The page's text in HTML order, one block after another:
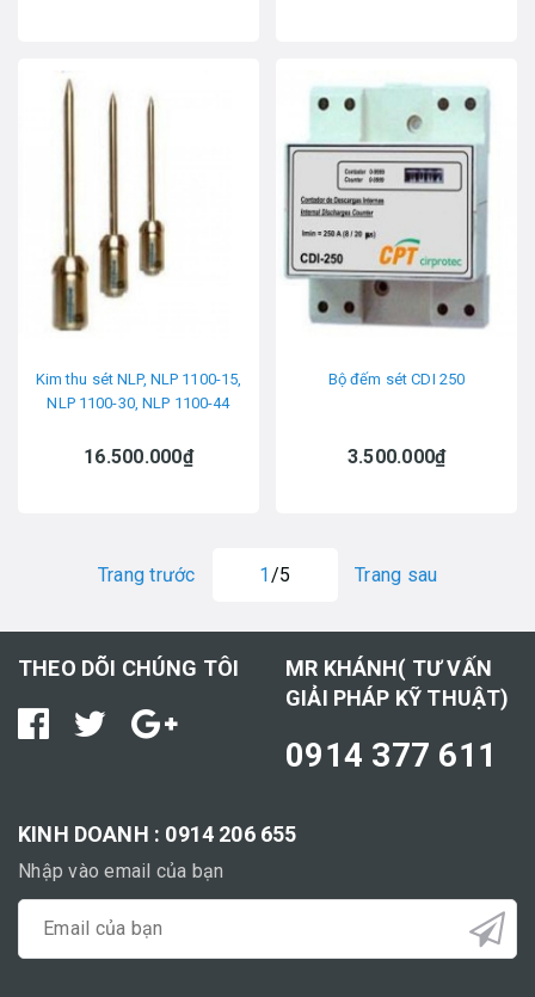
Kim thu sét NLP, NLP 1100-15,
NLP 1100-30, NLP 1100-44
16.500.000₫
Bộ đếm sét CDI 250
3.500.000₫
Trang trước 1 /5 Trang sau
THEO DÕI CHÚNG TÔI
MR KHÁNH( TƯ VẤN
GIẢI PHÁP KỸ THUẬT)
0914 377 611
KINH DOANH : 0914 206 655
Nhập vào email của bạn